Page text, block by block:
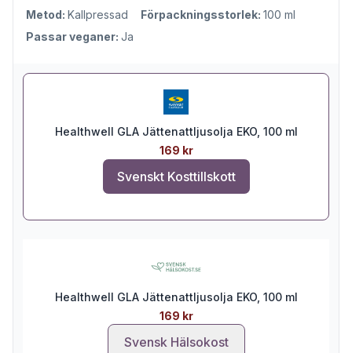
Metod: Kallpressad Förpackningsstorlek: 100 ml
Passar veganer: Ja
Healthwell GLA Jättenattljusolja EKO, 100 ml
169 kr
Svenskt Kosttillskott
Healthwell GLA Jättenattljusolja EKO, 100 ml
169 kr
Svensk Hälsokost